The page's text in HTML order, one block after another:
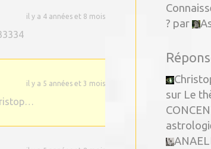
il y a 4 années et 8 mois
il y a 5 années et 3 mois
GUILLAUME
? par
sur Le